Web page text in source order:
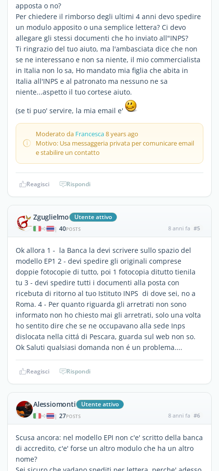
apposta o no?
Per chiedere il rimborso degli ultimi 4 anni devo spedire
un modulo apposito o una semplice lettera? Ci devo
allegare gli stessi documenti che ho inviato all"INPS?
Ti ringrazio del tuo aiuto, ma l'ambasciata dice che non
se ne interessano e non sa niente, il mio commercialista
in Italia non lo sa, Ho mandato mia figlia che abita in
Italia all'INPS e al patronato ma nessuno ne sa
niente...aspetto il tuo cortese aiuto.
(se ti puo' servire, la mia email e'
Moderato da Francesca8 years ago
Motivo: Usa messaggeria privata per comunicare email
e stabilire un contatto
Reagisci Rispondi
Zguglielmo Utente attivo
| 40POSTS 8 anni fa #5
Ok allora 1 - la Banca la devi scrivere sullo spazio del
modello EP1 2 - devi spedire gli originali comprese
doppie fotocopie di tutto, poi 1 fotocopia ditutto tienila
tu 3 - devi spedire tutti i documenti alla posta con
ricebuta di ritorno al tuo Istituto INPS di dove sei, no a
Roma. 4 - Per quanto riguarda gli arretrati non sono
informato non ho chiesto mai gli arretrati, solo una volta
ho sentito dire che se ne occupavano alla sede Inps
dislocata nella cittá di Pescara, guarda sul web non so.
Ok Saluti qualsiasi domanda non é un problema....
Reagisci Rispondi
Alessiomonti Utente attivo
| 27POSTS 8 anni fa #6
Scusa ancora: nel modello EPI non c'e' scritto della banca
di accredito, c'e' forse un altro modulo che ha un altro
nome?